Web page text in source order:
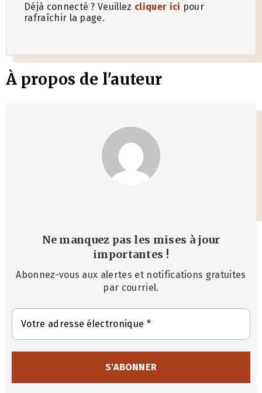
Déjà connecté ? Veuillez cliquer ici pour
rafraîchir la page.
À propos de l'auteur
Ne manquez pas les mises à jour
importantes !
Abonnez-vous aux alertes et notifications gratuites
par courriel.